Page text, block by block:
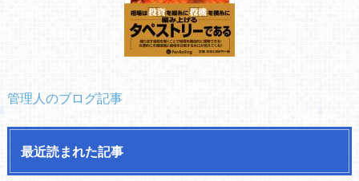
管理人のブログ記事
最近読まれた記事